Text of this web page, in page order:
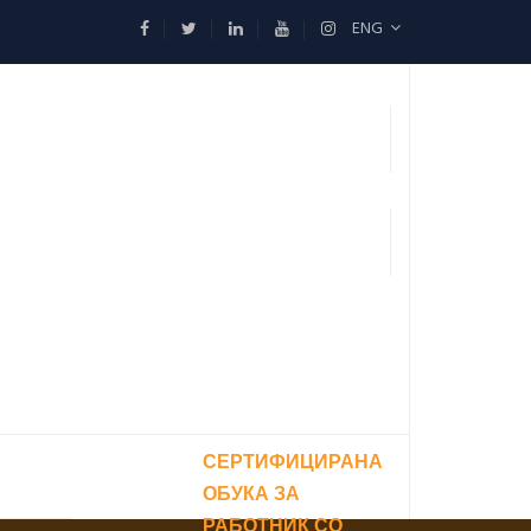
ENG
СЕРТИФИЦИРАНА
ОБУКА ЗА